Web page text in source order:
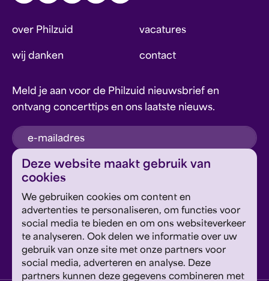
Deze website maakt gebruik van
cookies
We gebruiken cookies om content en
advertenties te personaliseren, om functies voor
social media te bieden en om ons websiteverkeer
te analyseren. Ook delen we informatie over uw
gebruik van onze site met onze partners voor
social media, adverteren en analyse. Deze
partners kunnen deze gegevens combineren met
over Philzuid vacatures
wij danken contact
Meld je aan voor de Philzuid nieuwsbrief en
ontvang concerttips en ons laatste nieuws.
inschrijven
Google's Privacyverklaring en Servicevoorwaarden
van toepassing.
Geef om Philzuid en steun ons!
steun ons